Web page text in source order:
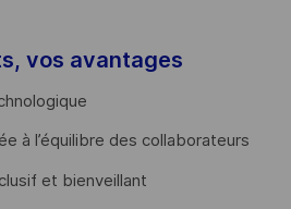
vos avantages
à l’équilibre des collaborateurs
et bienveillant